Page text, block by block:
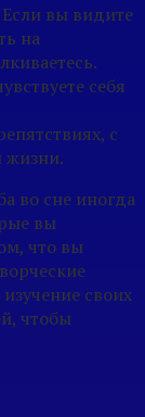
вы видите
на
себя
с
жизни.
во сне иногда
вы
что вы
своих
чтобы